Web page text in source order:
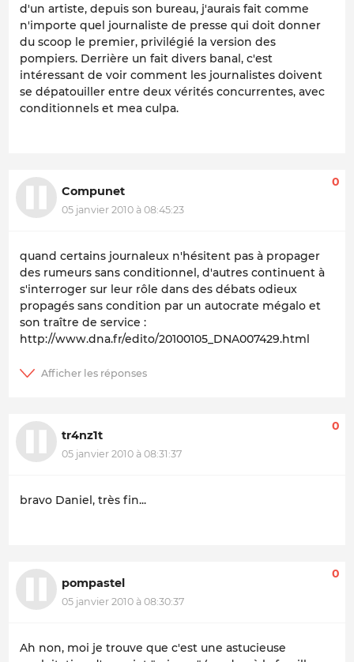
d'un artiste, depuis son bureau, j'aurais fait comme
n'importe quel journaliste de presse qui doit donner
du scoop le premier, privilégié la version des
pompiers. Derrière un fait divers banal, c'est
intéressant de voir comment les journalistes doivent
se dépatouiller entre deux vérités concurrentes, avec
conditionnels et mea culpa.
Compunet
05 janvier 2010 à 08:45:23
0
quand certains journaleux n'hésitent pas à propager
des rumeurs sans conditionnel, d'autres continuent à
s'interroger sur leur rôle dans des débats odieux
propagés sans condition par un autocrate mégalo et
son traître de service :
http://www.dna.fr/edito/20100105_DNA007429.html
tr4nz1t
05 janvier 2010 à 08:31:37
0
bravo Daniel, très fin...
pompastel
05 janvier 2010 à 08:30:37
0
Ah non, moi je trouve que c'est une astucieuse